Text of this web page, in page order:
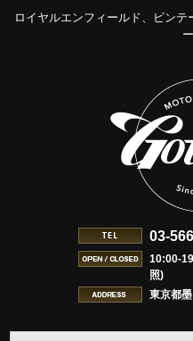
ロイヤルエンフィールド、ビン
03-
10:00-
照)
東京都